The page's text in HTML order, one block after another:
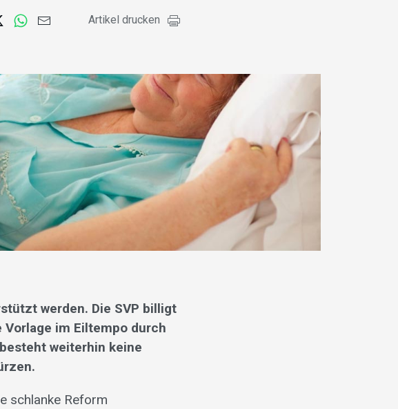
Artikel drucken
werden. Die SVP billigt
Vorlage im Eiltempo durch
weiterhin keine
schlanke Reform